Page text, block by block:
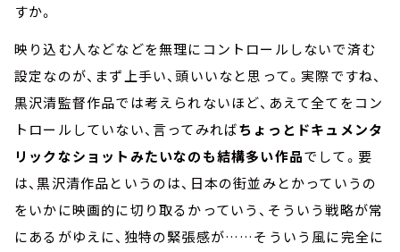
すか。
映り込む人などなどを無理にコントロールしないで済む
設定なのが、まず上手い、頭いいなと思って。実際ですね、
黒沢清監督作品では考えられないほど、あえて全てをコン
トロールしていない、言ってみればちょっとドキュメンタ
リックなショットみたいなのも結構多い作品でして。要
は、黒沢清作品というのは、日本の街並みとかっていうの
をいかに映画的に切り取るかっていう、そういう戦略が常
にあるがゆえに、独特の緊張感が……そういう風に完全に